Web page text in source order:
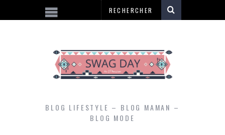
BLOG LIFESTYLE – BLOG MAMAN –
BLOG MODE